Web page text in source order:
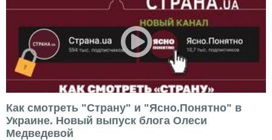
Как смотреть "Страну" и "Ясно.Понятно" в
Украине. Новый выпуск блога Олеси
Медведевой